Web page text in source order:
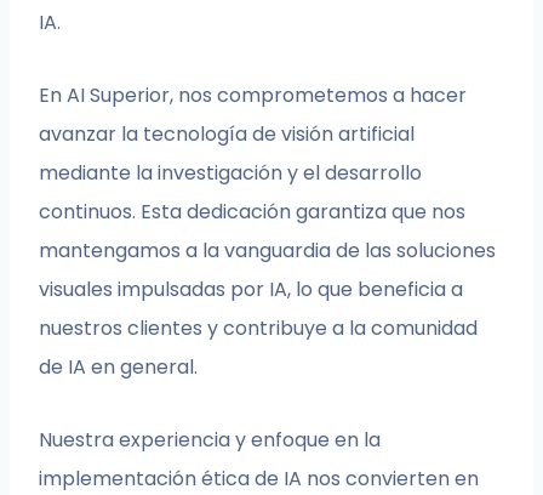
IA.
En AI Superior, nos comprometemos a hacer
avanzar la tecnología de visión artificial
mediante la investigación y el desarrollo
continuos. Esta dedicación garantiza que nos
mantengamos a la vanguardia de las soluciones
visuales impulsadas por IA, lo que beneficia a
nuestros clientes y contribuye a la comunidad
de IA en general.
Nuestra experiencia y enfoque en la
implementación ética de IA nos convierten en